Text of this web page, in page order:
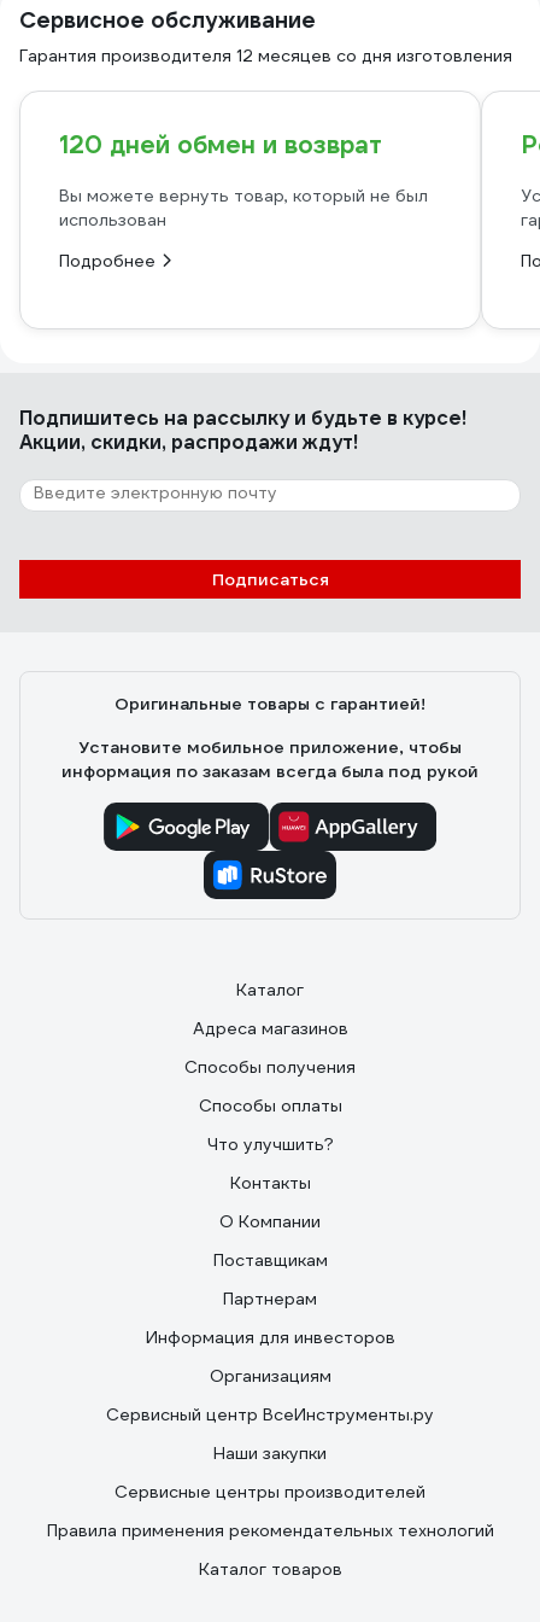
Сервисное обслуживание
Гарантия производителя 12 месяцев со дня изготовления
120 дней обмен и возврат
Вы можете вернуть товар, который не был
использован
Подробнее
Подпишитесь на рассылкуи будьте в курсе!
Акции, скидки, распродажи ждут!
Подписаться
Оригинальные товары с гарантией!
Установите мобильное приложение, чтобы
информация по заказам всегда была под рукой
Каталог
Адреса магазинов
Способы получения
Способы оплаты
Что улучшить?
Контакты
О Компании
Поставщикам
Партнерам
Информация для инвесторов
Организациям
Сервисный центр ВсеИнструменты.ру
Наши закупки
Сервисные центры производителей
Правила применения рекомендательных технологий
Каталог товаров